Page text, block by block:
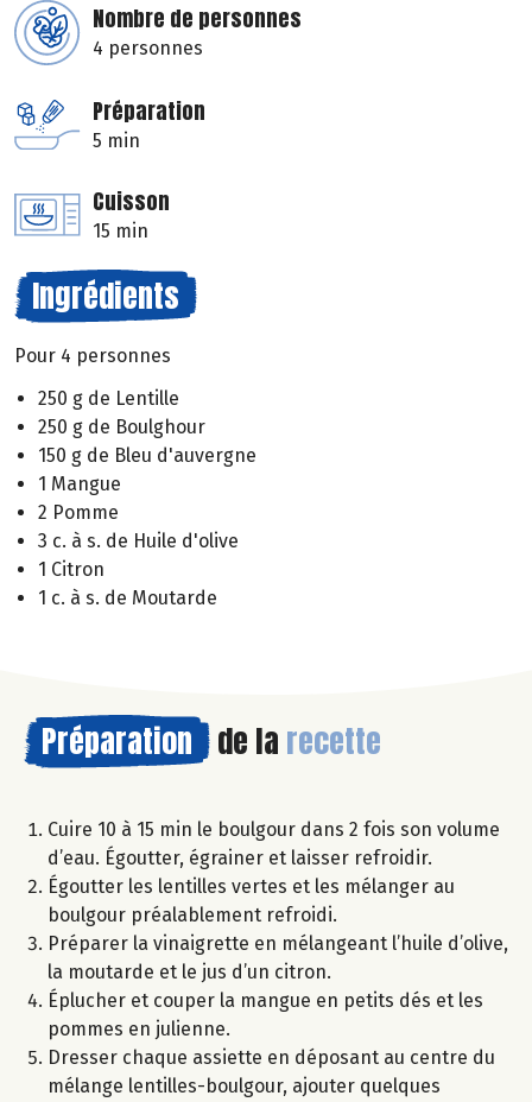
Nombre de personnes
4 personnes
Préparation
5 min
Cuisson
15 min
Ingrédients
Pour 4 personnes
250 g de Lentille
250 g de Boulghour
150 g de Bleu d'auvergne
1 Mangue
2 Pomme
3 c. à s. de Huile d'olive
1 Citron
1 c. à s. de Moutarde
Préparation de la recette
Cuire 10 à 15 min le boulgour dans 2 fois son volume
d’eau. Égoutter, égrainer et laisser refroidir.
Égoutter les lentilles vertes et les mélanger au
boulgour préalablement refroidi.
Préparer la vinaigrette en mélangeant l’huile d’olive,
la moutarde et le jus d’un citron.
Éplucher et couper la mangue en petits dés et les
pommes en julienne.
Dresser chaque assiette en déposant au centre du
mélange lentilles-boulgour, ajouter quelques